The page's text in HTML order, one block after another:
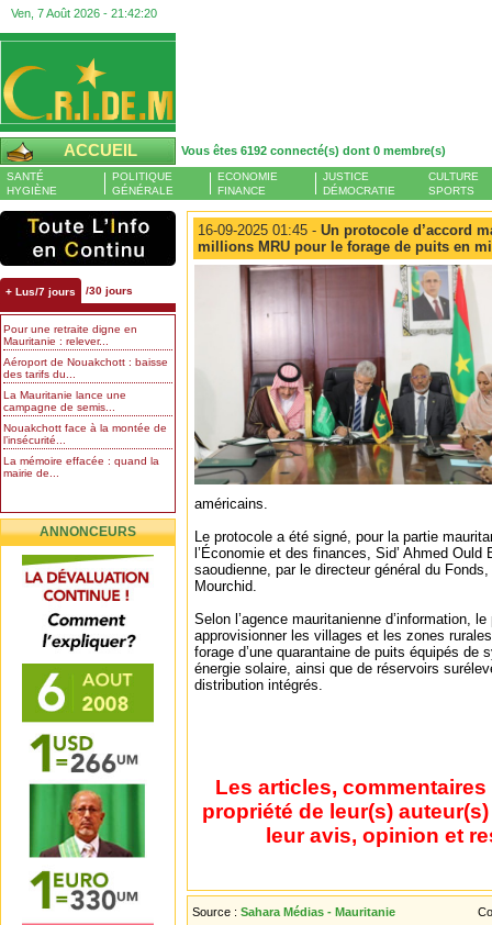
Ven, 7 Août 2026 - 21:42:21
ACCUEIL Vous êtes 6192 connecté(s) dont 0 membre(s)
SANTÉ
HYGIÈNE
POLITIQUE
GÉNÉRALE
ECONOMIE
FINANCE
JUSTICE
DÉMOCRATIE
CULTURE
SPORTS
+ Lus/7 jours /30 jours
Pour une retraite digne en
Mauritanie : relever...
Aéroport de Nouakchott : baisse
des tarifs du...
La Mauritanie lance une
campagne de semis...
Nouakchott face à la montée de
l’insécurité...
La mémoire effacée : quand la
mairie de...
ANNONCEURS
16-09-2025 01:45 - Un protocole d’accord
millions MRU pour le forage de puits en
américains.
Le protocole a été signé, pour la partie
l’Économie et des finances, Sid’ Ahmed Ould
saoudienne, par le directeur général du
Mourchid.
Selon l’agence mauritanienne d’information,
approvisionner les villages et les zones
forage d’une quarantaine de puits équipés de
énergie solaire, ainsi que de réservoirs
distribution intégrés.
Les articles,
propriété de leur(s)
leur avis, opinion et
Source : Sahara Médias - Mauritanie